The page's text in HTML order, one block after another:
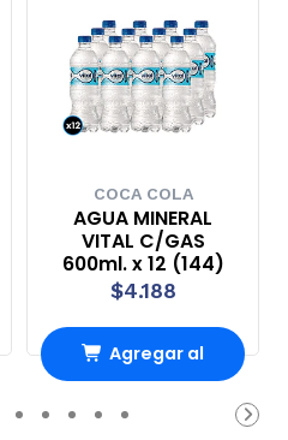
COCA COLA
AGUA MINERAL
VITAL C/GAS
600ml. x 12 (144)
$4.188
Agregar al
Carro